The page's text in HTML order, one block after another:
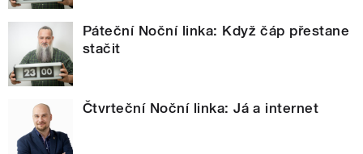
Páteční Noční linka: Když čáp přestane
stačit
Čtvrteční Noční linka: Já a internet